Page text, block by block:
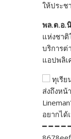
ให้ประช
พล.ต.อ.
แห่งชาติ
บริการต่
แอปพลิ
ทุเรี
ส่งถึงหน้
อยากไ
━ ━ ━ ━